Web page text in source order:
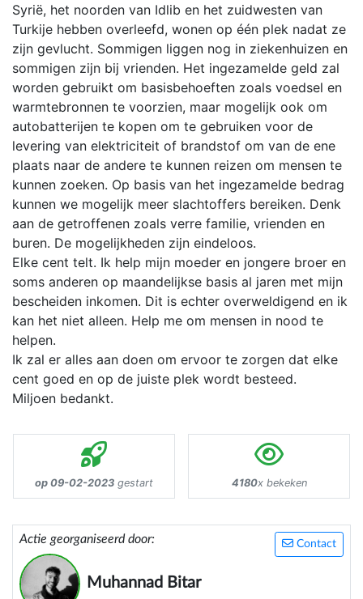
Syrië, het noorden van Idlib en het zuidwesten van
Turkije hebben overleefd, wonen op één plek nadat ze
zijn gevlucht. Sommigen liggen nog in ziekenhuizen en
sommigen zijn bij vrienden. Het ingezamelde geld zal
worden gebruikt om basisbehoeften zoals voedsel en
warmtebronnen te voorzien, maar mogelijk ook om
autobatterijen te kopen om te gebruiken voor de
levering van elektriciteit of brandstof om van de ene
plaats naar de andere te kunnen reizen om mensen te
kunnen zoeken. Op basis van het ingezamelde bedrag
kunnen we mogelijk meer slachtoffers bereiken. Denk
aan de getroffenen zoals verre familie, vrienden en
buren. De mogelijkheden zijn eindeloos.
Elke cent telt. Ik help mijn moeder en jongere broer en
soms anderen op maandelijkse basis al jaren met mijn
bescheiden inkomen. Dit is echter overweldigend en ik
kan het niet alleen. Help me om mensen in nood te
helpen.
Ik zal er alles aan doen om ervoor te zorgen dat elke
cent goed en op de juiste plek wordt besteed.
Miljoen bedankt.
op 09-02-2023 gestart 4180x bekeken
Contact
Actie georganiseerd door:
Muhannad Bitar